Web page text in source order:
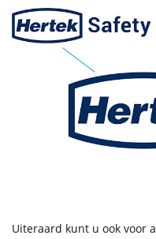
Uiteraard kunt u ook voor